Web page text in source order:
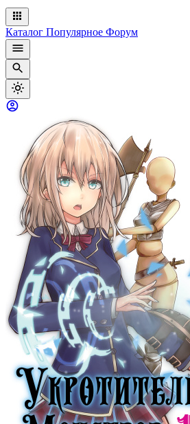
Каталог Популярное Форум